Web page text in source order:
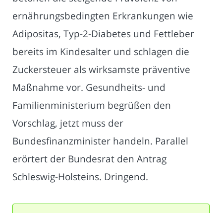
ernährungsbedingten Erkrankungen wie
Adipositas, Typ-2-Diabetes und Fettleber
bereits im Kindesalter und schlagen die
Zuckersteuer als wirksamste präventive
Maßnahme vor. Gesundheits- und
Familienministerium begrüßen den
Vorschlag, jetzt muss der
Bundesfinanzminister handeln. Parallel
erörtert der Bundesrat den Antrag
Schleswig-Holsteins. Dringend.